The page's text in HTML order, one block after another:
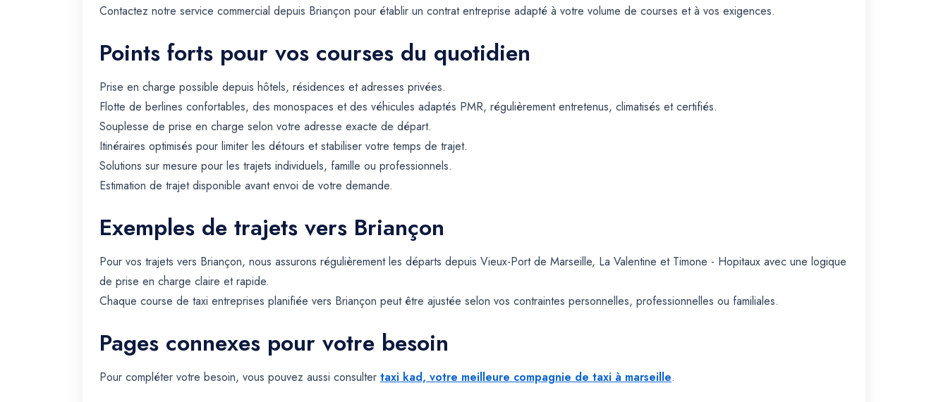
Contactez notre service commercial depuis Briançon pour établir un contrat entreprise adapté à votre volume de courses et à vos exigences.
Points forts pour vos courses du quotidien
Prise en charge possible depuis hôtels, résidences et adresses privées.
Flotte de berlines confortables, des monospaces et des véhicules adaptés PMR, régulièrement entretenus, climatisés et certifiés.
Souplesse de prise en charge selon votre adresse exacte de départ.
Itinéraires optimisés pour limiter les détours et stabiliser votre temps de trajet.
Solutions sur mesure pour les trajets individuels, famille ou professionnels.
Estimation de trajet disponible avant envoi de votre demande.
Exemples de trajets vers Briançon
Pour vos trajets vers Briançon, nous assurons régulièrement les départs depuis Vieux-Port de Marseille, La Valentine et Timone - Hopitaux avec une logique
de prise en charge claire et rapide.
Chaque course de taxi entreprises planifiée vers Briançon peut être ajustée selon vos contraintes personnelles, professionnelles ou familiales.
Pages connexes pour votre besoin
Pour compléter votre besoin, vous pouvez aussi consulter taxi kad, votre meilleure compagnie de taxi à marseille.